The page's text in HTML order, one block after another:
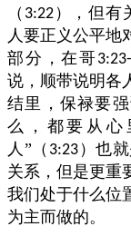
（ 3:22），但有
人要正义公平地
部分，在哥
说，顺带说明各
结里，保禄要
么，都要从心
人”（ 3:23）也
关系，但是更重
我们处于什么位
为主而做的。